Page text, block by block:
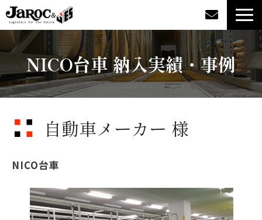
製品情報
導入事例
採用情報
NICO台車 納入実績・事例
自動車メーカー 様
NICO台車